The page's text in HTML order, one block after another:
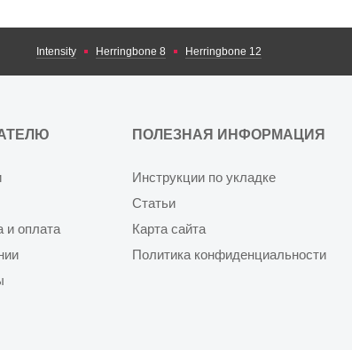
Intensity Herringbone 8 Herringbone 12
и оплата
ПОЛЕЗНАЯ ИНФОРМАЦИЯ
Инструкции по укладке
Статьи
Карта сайта
Политика конфиденциальности